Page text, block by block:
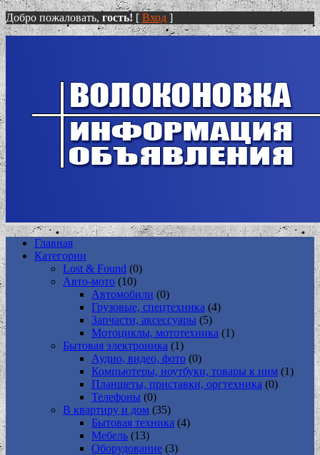
Добро пожаловать, гость! [ Вход ]
Главная
Категории
Lost & Found (0)
Авто-мото (10)
Автомобили (0)
Грузовые, спецтехника (4)
Запчасти, аксессуары (5)
Мотоциклы, мототехника (1)
Бытовая электроника (1)
Аудио, видео, фото (0)
Компьютеры, ноутбуки, товары к ним (1)
Планшеты, приставки, оргтехника (0)
Телефоны (0)
В квартиру и дом (35)
Бытовая техника (4)
Мебель (13)
Оборудование (3)